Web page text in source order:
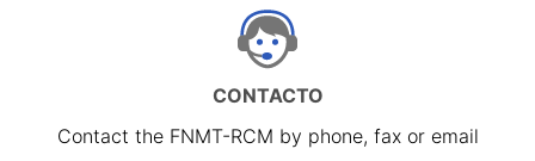
CONTACTO
Contact the FNMT-RCM by phone, fax or email